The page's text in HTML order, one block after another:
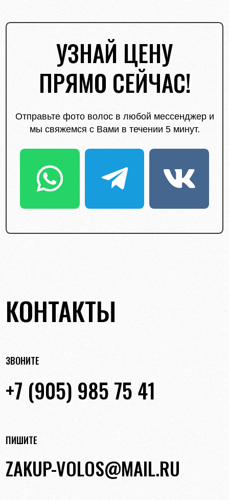
УЗНАЙ ЦЕНУ
ПРЯМО СЕЙЧАС!
Отправьте фото волос в любой мессенджер и
мы свяжемся с Вами в течении 5 минут.
КОНТАКТЫ
ЗВОНИТЕ
+7 (905) 985 75 41
ПИШИТЕ
ZAKUP-VOLOS@MAIL.RU